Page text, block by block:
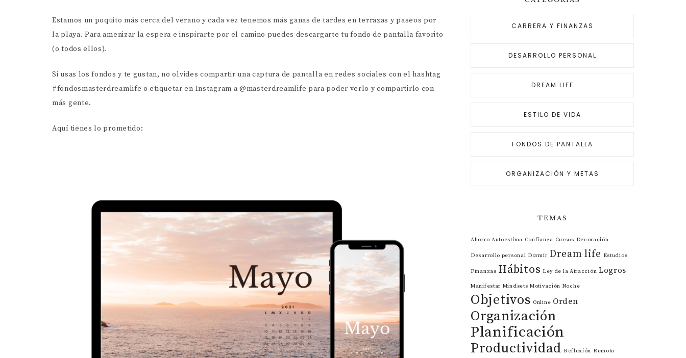
Estamos un poquito más cerca del verano y cada vez tenemos más ganas de tardes en terrazas y paseos por
la playa. Para amenizar la espera e inspirarte por el camino puedes descargarte tu fondo de pantalla favorito
(o todos ellos).
Si usas los fondos y te gustan, no olvides compartir una captura de pantalla en redes sociales con el hashtag
#fondosmasterdreamlife o etiquetar en Instagram a @masterdreamlife para poder verlo y compartirlo con
más gente.
Aquí tienes lo prometido:
CARRERA Y FINANZAS
DESARROLLO PERSONAL
DREAM LIFE
ESTILO DE VIDA
FONDOS DE PANTALLA
ORGANIZACIÓN Y METAS
TEMAS
Ahorro Autoestima Confianza Cursos Decoración
Desarrollo personal Dormir Dream life Estudios
Finanzas Hábitos Ley de la Atracción Logros
Manifestar Mindsets Motivación Noche
Objetivos Online Orden
Organización
Planificación
Productividad Reflexión Remoto